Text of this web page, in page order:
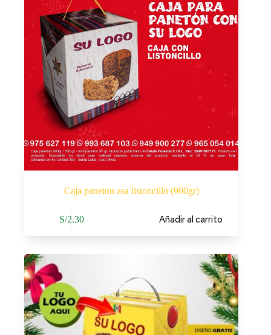
Caja paneton asa listoncillo (900gr)
S/2.30 Añadir al carrito